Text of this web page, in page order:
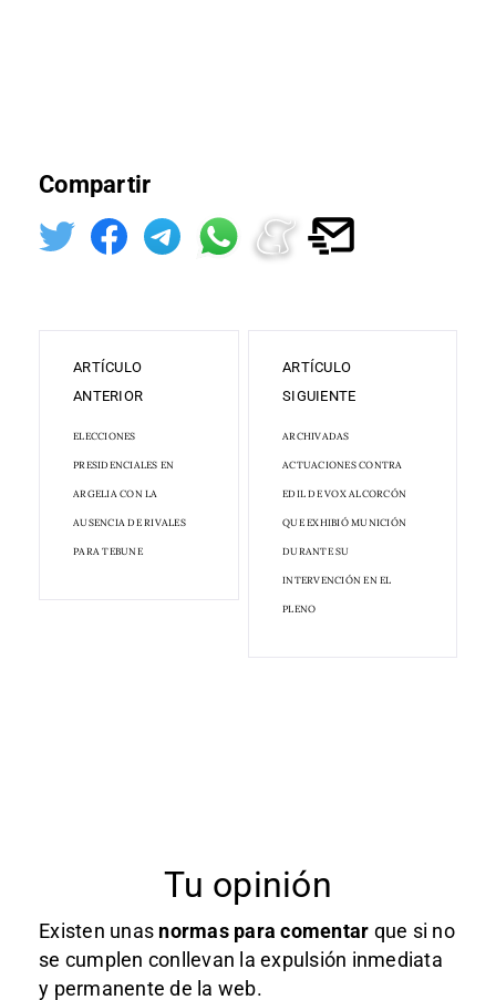
Compartir
ARTÍCULO
ANTERIOR
ELECCIONES
PRESIDENCIALES EN
ARGELIA CON LA
AUSENCIA DE RIVALES
PARA TEBUNE
ARTÍCULO
SIGUIENTE
ARCHIVADAS
ACTUACIONES CONTRA
EDIL DE VOX ALCORCÓN
QUE EXHIBIÓ MUNICIÓN
DURANTE SU
INTERVENCIÓN EN EL
PLENO
Tu opinión
Existen unas normas para comentar que si no
se cumplen conllevan la expulsión inmediata
y permanente de la web.